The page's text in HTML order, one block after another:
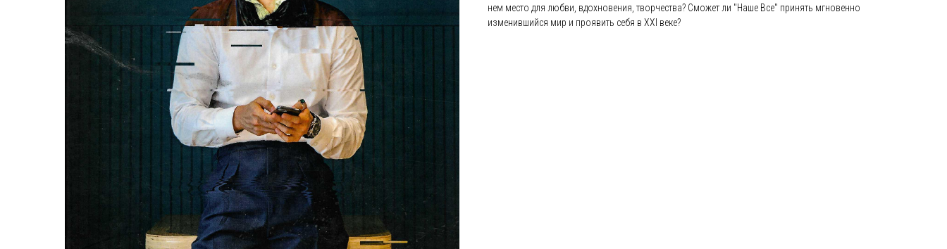
нем место для любви, вдохновения, творчества? Сможет ли "Наше Все" принять мгновенно
изменившийся мир и проявить себя в XXI веке?